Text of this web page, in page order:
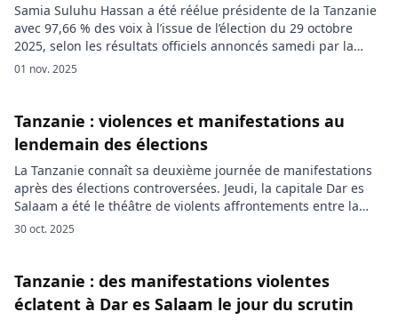
Samia Suluhu Hassan a été réélue présidente de la Tanzanie
avec 97,66 % des voix à l’issue de l’élection du 29 octobre
2025, selon les résultats officiels annoncés samedi par la
Commission électorale nationale. Le taux de participation
01 nov. 2025
Tanzanie : violences et manifestations au
lendemain des élections
La Tanzanie connaît sa deuxième journée de manifestations
après des élections controversées. Jeudi, la capitale Dar es
Salaam a été le théâtre de violents affrontements entre la
police et les protestataires. Selon un témoin interrogé par
30 oct. 2025
Tanzanie : des manifestations violentes
éclatent à Dar es Salaam le jour du scrutin